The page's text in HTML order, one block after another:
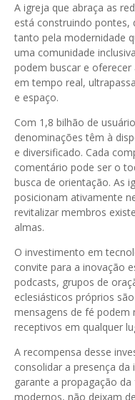
A igreja que abraça as
está construindo
tanto pela modernidade
uma comunidade
podem buscar e
em tempo real,
e espaço.
Com 1,8 bilhão de
denominações têm à
e diversificado. Cada
comentário pode ser o
busca de orientação. As
posicionam ativamente
revitalizar membros
almas.
O investimento em
convite para a inovação
podcasts, grupos de
eclesiásticos próprios
mensagens de fé podem
receptivos em qualquer
A recompensa desse
consolidar a presença da
garante a propagação
modernos, não deixam